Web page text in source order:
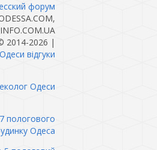
форум
2014-2026 |
відгуки
Одеси
пологового
Одеса